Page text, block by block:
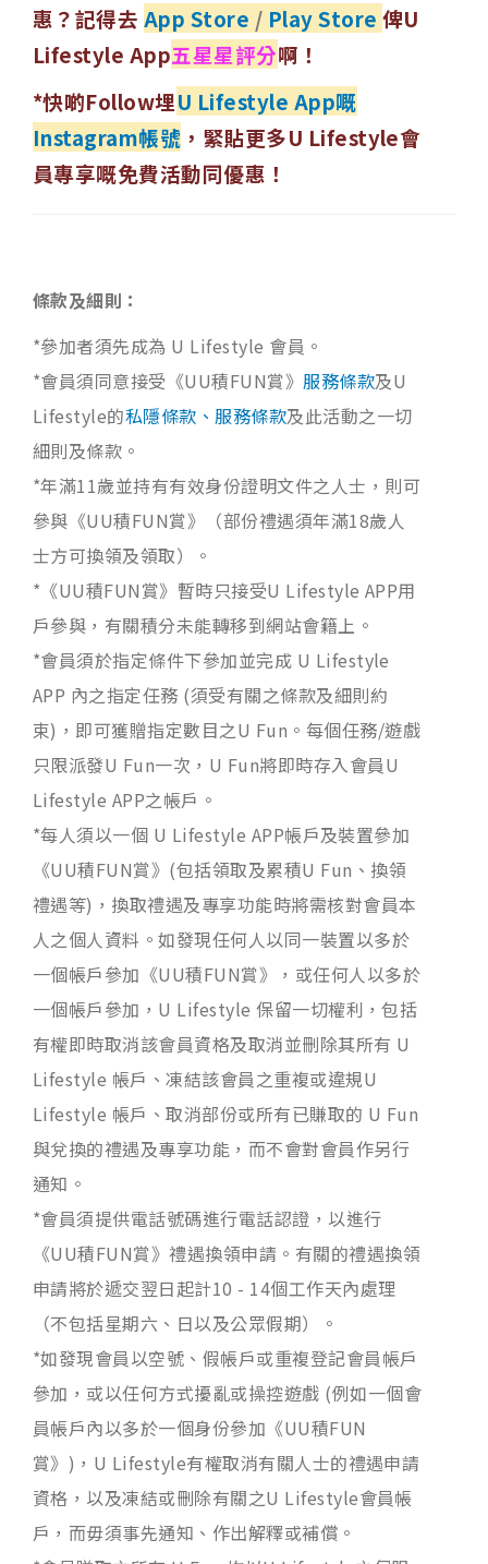
惠？記得去 App Store / Play Store 俾U
Lifestyle App五星星評分啊！
*快啲Follow埋U Lifestyle App嘅
Instagram帳號 ，緊貼更多U Lifestyle會
員專享嘅免費活動同優惠！
條款及細則：
*參加者須先成為 U Lifestyle 會員。
*會員須同意接受《UU積FUN賞》服務條款及U
Lifestyle的私隱條款、服務條款及此活動之一切
細則及條款。
*年滿11歲並持有有效身份證明文件之人士，則可
參與《UU積FUN賞》（部份禮遇須年滿18歲人
士方可換領及領取）。
*《UU積FUN賞》暫時只接受U Lifestyle APP用
戶參與，有關積分未能轉移到網站會籍上。
*會員須於指定條件下參加並完成 U Lifestyle
APP 內之指定任務 (須受有關之條款及細則約
束)，即可獲贈指定數目之U Fun。每個任務/遊戲
只限派發U Fun一次，U Fun將即時存入會員U
Lifestyle APP之帳戶。
*每人須以一個 U Lifestyle APP帳戶及裝置參加
《UU積FUN賞》(包括領取及累積U Fun、換領
禮遇等)，換取禮遇及專享功能時將需核對會員本
人之個人資料。如發現任何人以同一裝置以多於
一個帳戶參加《UU積FUN賞》，或任何人以多於
一個帳戶參加，U Lifestyle 保留一切權利，包括
有權即時取消該會員資格及取消並刪除其所有 U
Lifestyle 帳戶、凍結該會員之重複或違規U
Lifestyle 帳戶、取消部份或所有已賺取的 U Fun
與兌換的禮遇及專享功能，而不會對會員作另行
通知。
*會員須提供電話號碼進行電話認證，以進行
《UU積FUN賞》禮遇換領申請。有關的禮遇換領
申請將於遞交翌日起計10 - 14個工作天內處理
（不包括星期六、日以及公眾假期）。
*如發現會員以空號、假帳戶或重複登記會員帳戶
參加，或以任何方式擾亂或操控遊戲 (例如一個會
員帳戶內以多於一個身份參加《UU積FUN
賞》)，U Lifestyle有權取消有關人士的禮遇申請
資格，以及凍結或刪除有關之U Lifestyle會員帳
戶，而毋須事先通知、作出解釋或補償。